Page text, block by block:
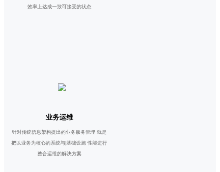
效率上达成一致可接受的状态
业务运维
针对传统信息架构提出的业务服务管理 就是
把以业务为核心的系统与|基础设施 性能进行
整合运维的解决方案